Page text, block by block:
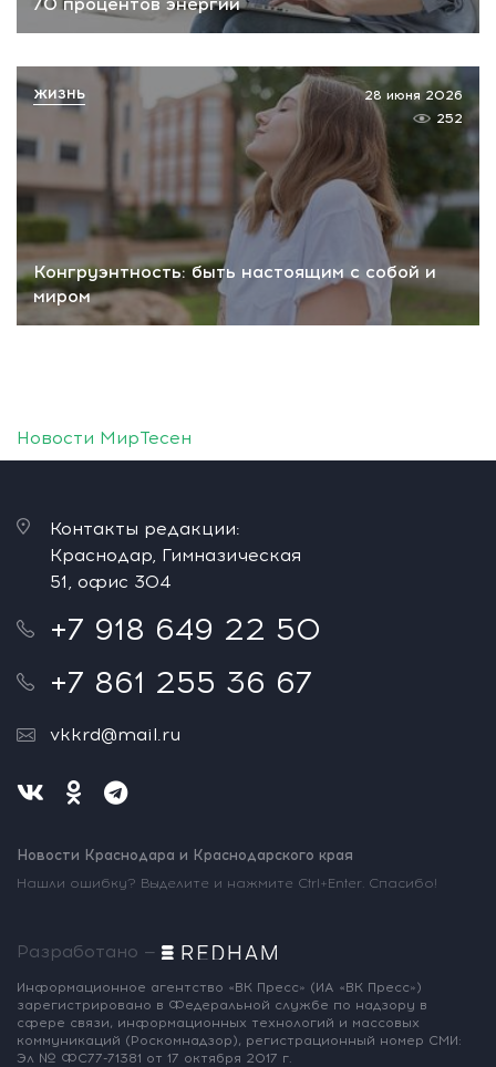
Конгруэнтность: быть настоящим с собой и
миром
28 июня 2026
252
ЖИЗНЬ
Новости МирТесен
Контакты редакции:
Краснодар, Гимназическая
51, офис 304
+7 918 649 22 50
+7 861 255 36 67
vkkrd@mail.ru
Новости Краснодара и Краснодарского края
Нашли ошибку? Выделите и нажмите Ctrl+Enter. Спасибо!
Разработано —
Информационное агентство «ВК Пресс» (ИА «ВК Пресс»)
зарегистрировано в Федеральной службе по надзору в
сфере связи, информационных технологий и массовых
коммуникаций (Роскомнадзор), регистрационный номер СМИ:
Эл № ФС77-71381 от 17 октября 2017 г.